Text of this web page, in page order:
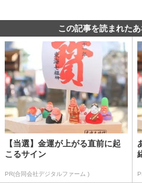
この記事を読まれた
【当選】金運が上がる直前に起
こるサイン
PR(合同会社デジタルファーム )